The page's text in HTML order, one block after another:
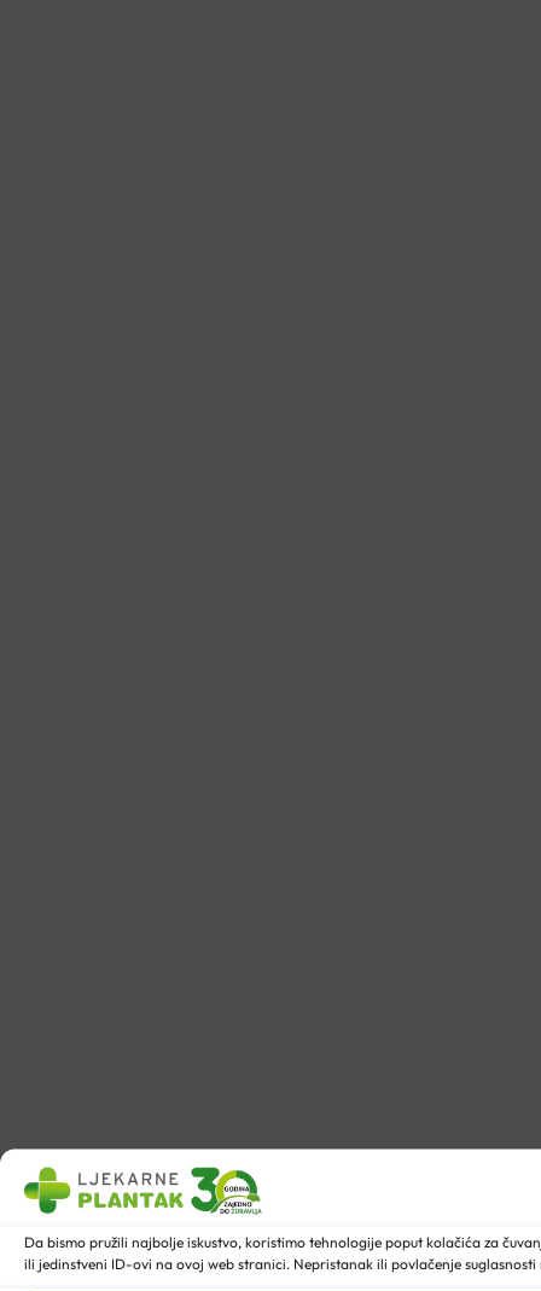
Da bismo pružili najbolje iskustvo, koristimo tehnologije poput kolačića za
ili jedinstveni ID-ovi na ovoj web stranici. Nepristanak ili povlačenje